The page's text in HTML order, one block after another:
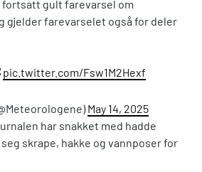
gult farevarsel om
gjelder farevarselet også for deler
pic.twitter.com/Fsw1M2Hexf
May 14, 2025
har snakket med hadde
skrape, hakke og vannposer for